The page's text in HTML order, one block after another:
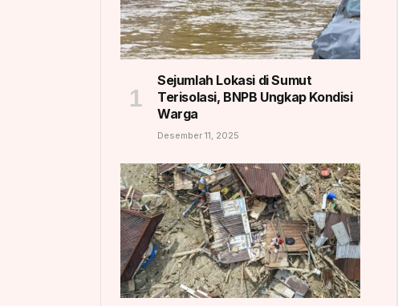
Sejumlah Lokasi di Sumut
Terisolasi, BNPB Ungkap Kondisi
Warga
Desember 11, 2025